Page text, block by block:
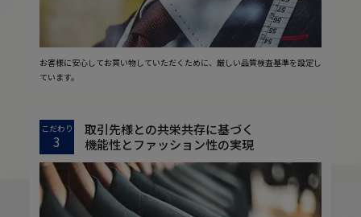
お客様に安心してお買い物していただくために、厳しい品質検査基準を設定し
ています。
こだわり
3
取引先様との共栄共存に基づく
機能性とファッション性の実現